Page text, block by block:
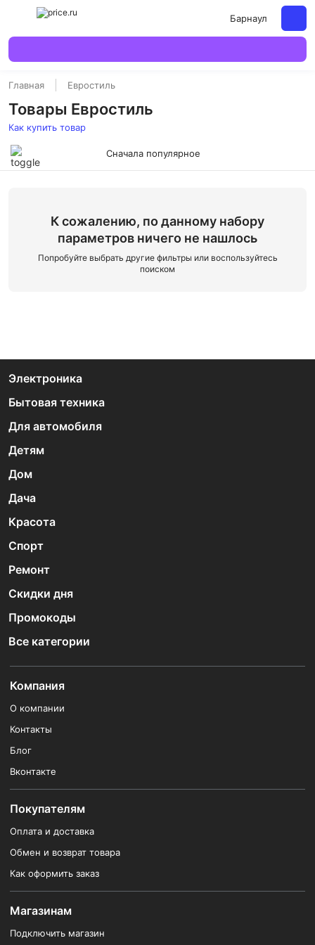
Барнаул
Главная Евростиль
Товары Евростиль
Как купить товар
Сначала популярное
К сожалению, по данному набору
параметров ничего не нашлось
Попробуйте выбрать другие фильтры или воспользуйтесь
поиском
Электроника
Бытовая техника
Для автомобиля
Детям
Дом
Дача
Красота
Спорт
Ремонт
Скидки дня
Промокоды
Все категории
Компания
О компании
Контакты
Блог
Вконтакте
Покупателям
Оплата и доставка
Обмен и возврат товара
Как оформить заказ
Магазинам
Подключить магазин